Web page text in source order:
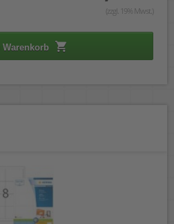
(zzgl. 19% Mwst.)
Warenkorb